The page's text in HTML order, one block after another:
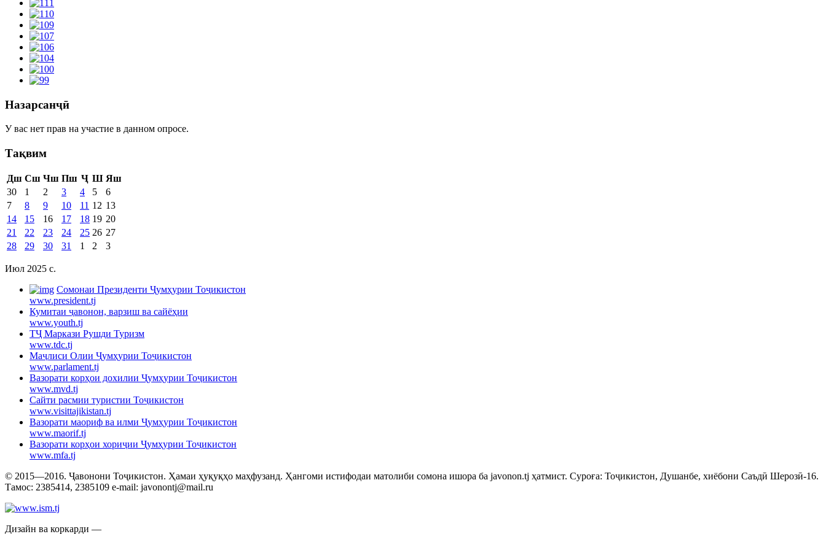
Назарсанҷӣ
У вас нет прав на участие в данном опросе.
Тақвим
Дш Сш Чш Пш Ҷ Ш Яш
30
1 2 3 4 5
6
7
8 9 10 11 12 13
14
15 16 17 18 19 20
21
22 23 24 25 26 27
28
29 30 31 1 2 3
Июл 2025 c.
Cомонаи Президенти Ҷумҳурии Тоҷикистон
www.president.tj
Кумитаи ҷавонон, варзиш ва сайёҳии
www.youth.tj
ТҶ Маркази Рушди Туризм
www.tdc.tj
Маҷлиси Олии Ҷумҳурии Тоҷикистон
www.parlament.tj
Вазорати корҳои дохилии Ҷумҳурии Тоҷикистон
www.mvd.tj
Сайти расмии туристии Тоҷикистон
www.visittajikistan.tj
Вазорати маориф ва илми Ҷумҳурии Тоҷикистон
www.maorif.tj
Вазорати корҳои хориҷии Ҷумҳурии Тоҷикистон
www.mfa.tj
© 2015—2016. Ҷавонони Тоҷикистон. Ҳамаи ҳуқуқҳо маҳфузанд. Ҳангоми истифодаи матолиби сомона ишора ба javonon.tj ҳатмист. Суроға: Тоҷикистон, Душанбе, хиёбони Саъдӣ Шерозӣ-16.
Тамос: 2385414, 2385109 e-mail: javonontj@mail.ru
Дизайн ва коркарди —